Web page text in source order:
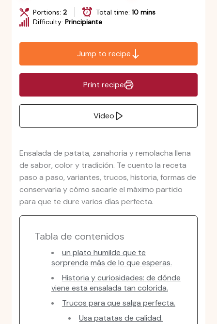
Portions: 2 Total time: 10 mins
Difficulty: Principiante
Jump to recipe
Print recipe
Video
Ensalada de patata, zanahoria y remolacha llena
de sabor, color y tradición. Te cuento la receta
paso a paso, variantes, trucos, historia, formas de
conservarla y cómo sacarle el máximo partido
para que te dure varios días perfecta.
Tabla de contenidos
un plato humilde que te
sorprende más de lo que esperas.
Historia y curiosidades: de dónde
viene esta ensalada tan colorida.
Trucos para que salga perfecta.
Usa patatas de calidad.